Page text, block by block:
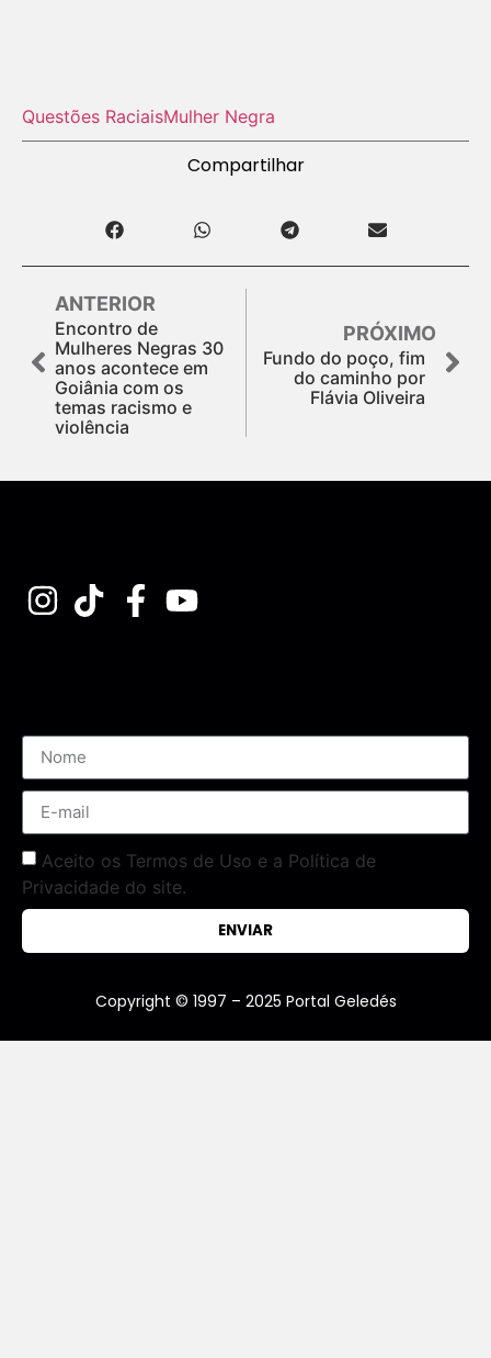
Questões RaciaisMulher Negra
Compartilhar
ANTERIOR
Encontro de
Mulheres Negras 30
anos acontece em
Goiânia com os
temas racismo e
violência
PRÓXIMO
Fundo do poço, fim
do caminho por
Flávia Oliveira
Aceito os Termos de Uso e a Política de
Privacidade do site.
ENVIAR
Copyright © 1997 – 2025 Portal Geledés